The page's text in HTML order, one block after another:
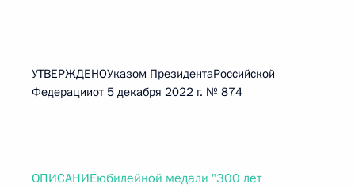
УТВЕРЖДЕНОУказом ПрезидентаРоссийской
Федерацииот 5 декабря 2022 г. № 874
ОПИСАНИЕюбилейной медали "300 лет